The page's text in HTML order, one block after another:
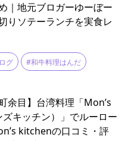
｜地元ブロガーゆーぼー
りソテーランチを実食レ
グ #和牛料理はんだ
余目】台湾料理「Mon’s
キッチン）」でルーロー
kitchenの口コミ・評